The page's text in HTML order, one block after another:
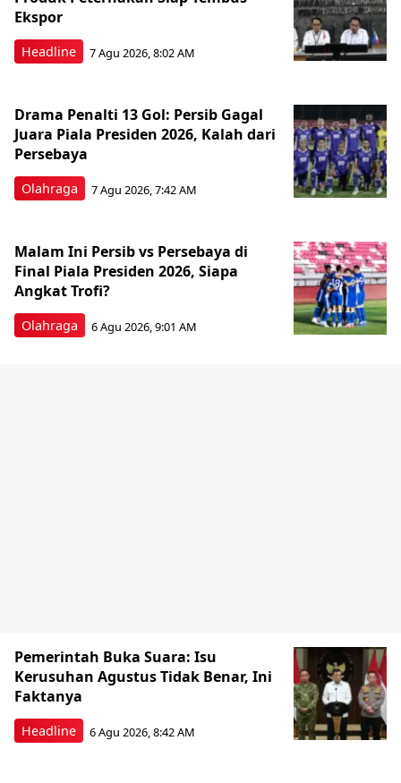
Headline
Ekspor
7 Agu 2026, 8:02 AM
Olahraga
Drama Penalti 13 Gol: Persib Gagal
Juara Piala Presiden 2026, Kalah dari
Persebaya
7 Agu 2026, 7:42 AM
Olahraga
Malam Ini Persib vs Persebaya di
Final Piala Presiden 2026, Siapa
Angkat Trofi?
6 Agu 2026, 9:01 AM
Headline
Pemerintah Buka Suara: Isu
Kerusuhan Agustus Tidak Benar, Ini
Faktanya
6 Agu 2026, 8:42 AM